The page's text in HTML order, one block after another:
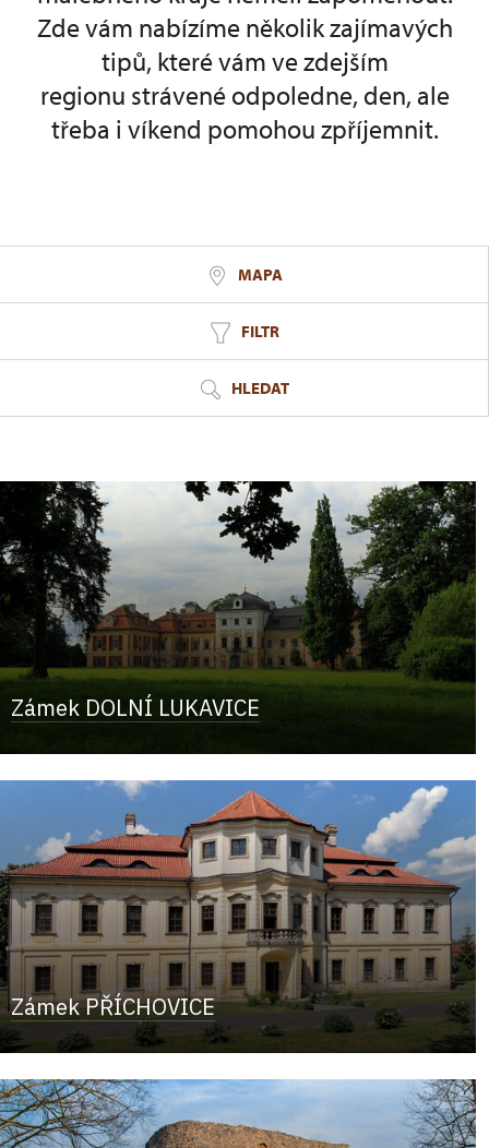
Zde vám nabízíme několik zajímavých
tipů, které vám ve zdejším
regionu strávené odpoledne, den, ale
třeba i víkend pomohou zpříjemnit.
MAPA
FILTR
HLEDAT
Zámek DOLNÍ LUKAVICE
Zámek PŘÍCHOVICE